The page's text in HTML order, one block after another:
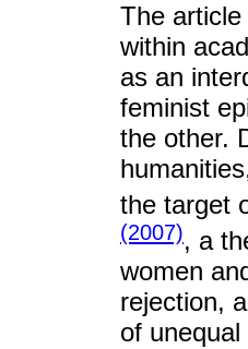
The
within
as an
feminist
the other.
the target
(2007), a
women
rejection,
of